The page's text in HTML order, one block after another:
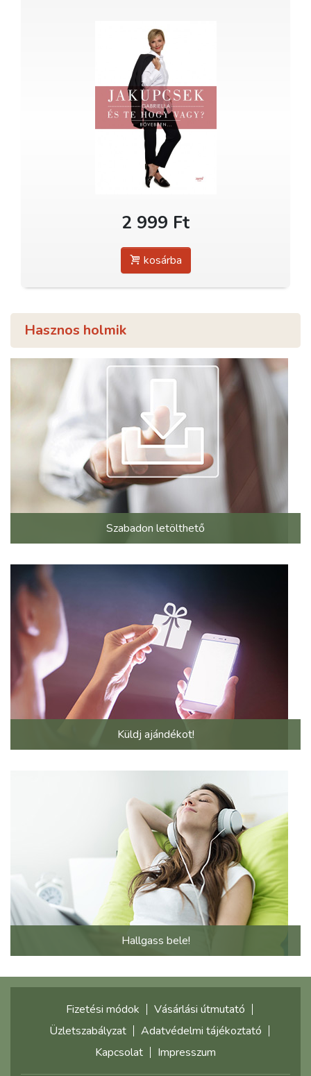
2 999 Ft
kosárba
Hasznos holmik
Szabadon letölthető
Küldj ajándékot!
Hallgass bele!
Fizetési módok
Vásárlási útmutató
Üzletszabályzat
Adatvédelmi tájékoztató
Kapcsolat
Impresszum